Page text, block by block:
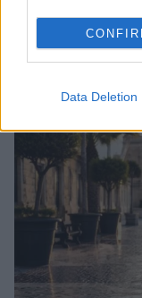
Data Deletion
Come ottenere